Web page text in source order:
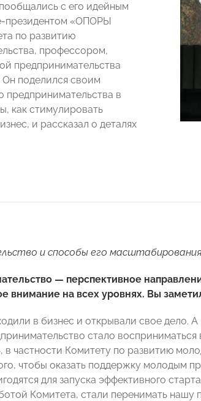
с его идейным
президентом «ОПОРЫ
по развитию
профессором,
предпринимательства
Он поделился своим
в
как стимулировать
и рассказал о деталях
и способы его
— перспективное
внимание на всех уровнях. Вы
в бизнес и открывали свое дело. А
стало
частности Комитету по развитию
чтобы оказать поддержку молодым
для запуска эффективного
Комитета, стали перенимать нашу